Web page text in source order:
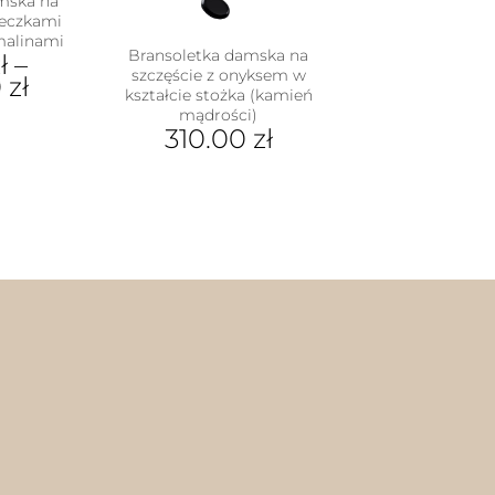
–
zł
Bransoletka damska na
szczęście z onyksem w
kształcie stożka (kamień
mądrości)
310.00 zł
Opcje